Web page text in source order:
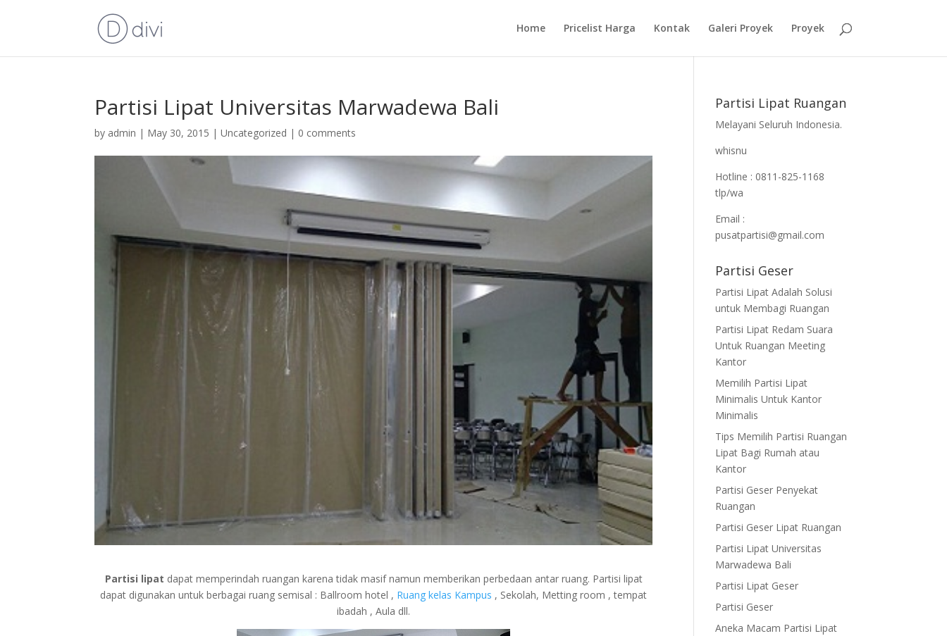
Home Pricelist Harga Kontak Galeri Proyek Proyek
Partisi Lipat Universitas Marwadewa Bali
by admin | May 30, 2015 |Uncategorized | 0 comments
Partisi lipat dapat memperindah ruangan karena tidak masif namun memberikan perbedaan antar ruang. Partisi lipat
dapat digunakan untuk berbagai ruang semisal : Ballroom hotel , Ruang kelas Kampus , Sekolah, Metting room , tempat
ibadah , Aula dll.
Partisi Lipat Ruangan
Melayani Seluruh Indonesia.
whisnu
Hotline : 0811-825-1168
tlp/wa
Email :
pusatpartisi@gmail.com
Partisi Geser
Partisi Lipat Adalah Solusi
untuk Membagi Ruangan
Partisi Lipat Redam Suara
Untuk Ruangan Meeting
Kantor
Memilih Partisi Lipat
Minimalis Untuk Kantor
Minimalis
Tips Memilih Partisi Ruangan
Lipat Bagi Rumah atau
Kantor
Partisi Geser Penyekat
Ruangan
Partisi Geser Lipat Ruangan
Partisi Lipat Universitas
Marwadewa Bali
Partisi Lipat Geser
Partisi Geser
Aneka Macam Partisi Lipat